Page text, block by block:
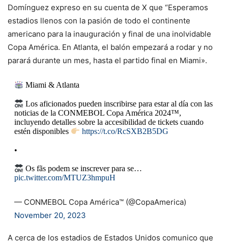
Domínguez expreso en su cuenta de X que “Esperamos
estadios llenos con la pasión de todo el continente
americano para la inauguración y final de una inolvidable
Copa América. En Atlanta, el balón empezará a rodar y no
parará durante un mes, hasta el partido final en Miami».
Miami & Atlanta ​
Los aficionados pueden inscribirse para estar al día con las
noticias de la CONMEBOL Copa América 2024™️,
incluyendo detalles sobre la accesibilidad de tickets cuando
estén disponibles
https://t.co/RcSXB2B5DG
•
Os fãs podem se inscrever para se…
pic.twitter.com/MTUZ3hmpuH
— CONMEBOL Copa América™️ (@CopaAmerica)
November 20, 2023
A cerca de los estadios de Estados Unidos comunico que